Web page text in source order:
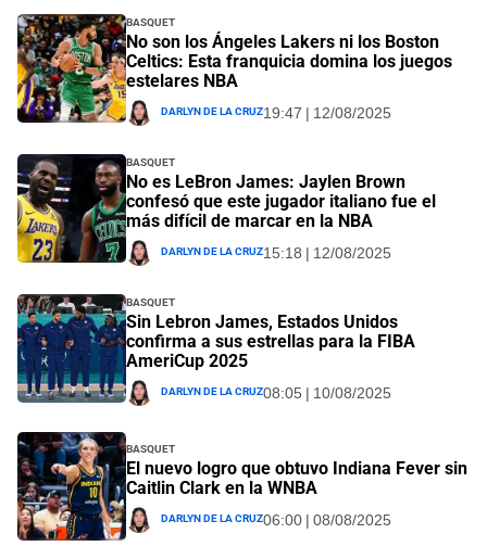
Basquet
No son los Ángeles Lakers ni los Boston
Celtics: Esta franquicia domina los juegos
estelares NBA
Darlyn De La Cruz19:47 | 12/08/2025
Basquet
No es LeBron James: Jaylen Brown
confesó que este jugador italiano fue el
más difícil de marcar en la NBA
Darlyn De La Cruz15:18 | 12/08/2025
Basquet
Sin Lebron James, Estados Unidos
confirma a sus estrellas para la FIBA
AmeriCup 2025
Darlyn De La Cruz08:05 | 10/08/2025
Basquet
El nuevo logro que obtuvo Indiana Fever sin
Caitlin Clark en la WNBA
Darlyn De La Cruz06:00 | 08/08/2025